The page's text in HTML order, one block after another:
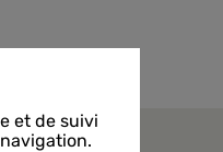
et de suivi